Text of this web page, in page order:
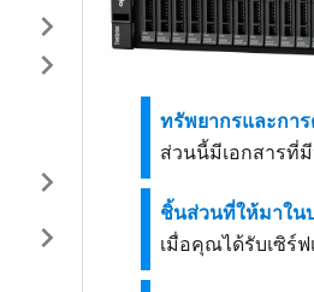
ทรัพยากรและกา
ส่วนนี้มีเอกสารที่
ชิ้นส่วนที่ให้มาใน
เมื่อคุณได้รับเซิร์